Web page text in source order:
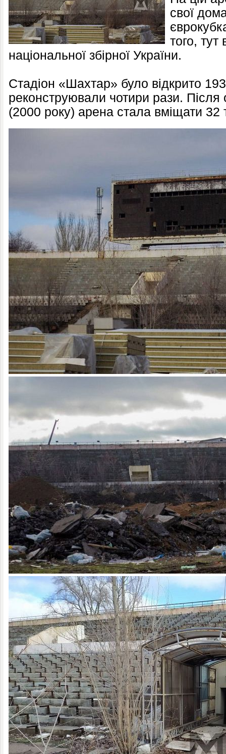
свої
того, тут
національної збірної України.
Стадіон «Шахтар» було відкрито
реконструювали чотири рази. Після
(2000 року) арена стала вміщати 32